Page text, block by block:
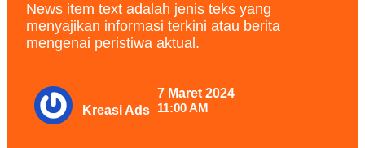
News item text adalah jenis teks yang
menyajikan informasi terkini atau berita
mengenai peristiwa aktual.
Kreasi Ads
7 Maret 2024
11:00 AM